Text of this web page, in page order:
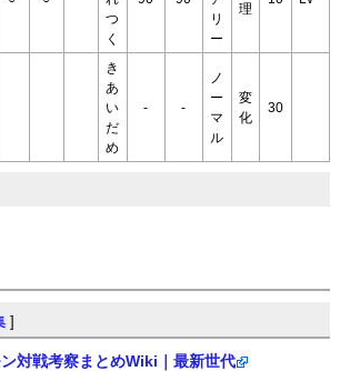
つ
く
リ
ー
理
き
あ
い
だ
め
- -
ノ
ー
マ
ル
変
化
30
]
対戦考察まとめWiki｜最新世代